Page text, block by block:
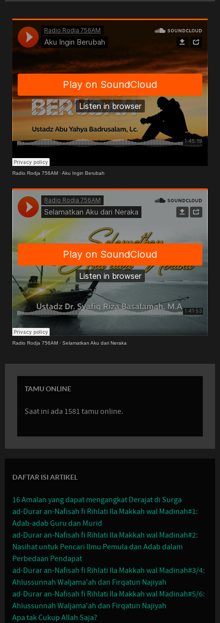
Radio Rodja 756AM ·Aku Ingin Berubah
Radio Rodja 756AM · Selamatkan Aku dari Neraka
TAMU ONLINE
Saat ini ada 1581 tamu online.
DAFTAR ISI ARTIKEL
16 Amalan yang dapat mengangkat Derajat di Surga
ad-Durar an-Nafisah fi Rihlati Ila Makkah wal Madinah#1:
Adab-adab Guru dan Murid
ad-Durar an-Nafisah fi Rihlati Ila Makkah wal Madinah#2:
Nasihat untuk Pencari Ilmu Pemula dan Adab dalam
Perbedaan Pendapat
ad-Durar an-Nafisah fi Rihlati Ila Makkah wal Madinah#3/4:
Ahlussunnah Waljama'ah dan Firqatun Najiyah
ad-Durar an-Nafisah fi Rihlati Ila Makkah wal Madinah#5/6:
Ahlussunnah Waljama'ah dan Firqatun Najiyah
Apa tak Cukup Allah Saja?